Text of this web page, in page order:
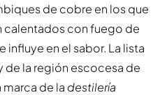
de cobre en los que
calentados con fuego de
influye en el sabor. La lista
de la región escocesa de
marca de la destilería